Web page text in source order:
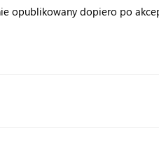
opublikowany dopiero po